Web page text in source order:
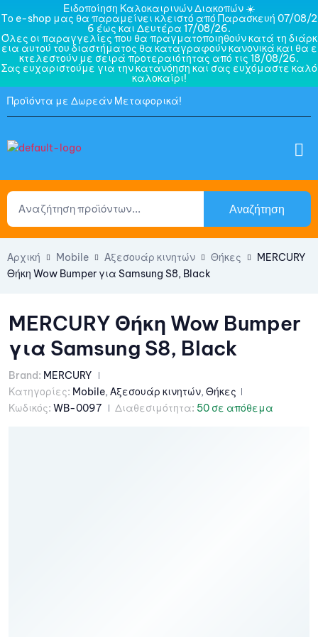
Ειδοποίηση Καλοκαιρινών Διακοπών ☀️
Το e-shop μας θα παραμείνει κλειστό από Παρασκευή 07/08/2
6 έως και Δευτέρα 17/08/26.
Όλες οι παραγγελίες που θα πραγματοποιηθούν κατά τη διάρκ
εια αυτού του διαστήματος θα καταγραφούν κανονικά και θα ε
κτελεστούν με σειρά προτεραιότητας από τις 18/08/26.
Σας ευχαριστούμε για την κατανόηση και σας ευχόμαστε καλό
καλοκαίρι!
Προϊόντα με Δωρεάν Μεταφορικά!
Αναζήτηση
Αρχική Mobile Αξεσουάρ κινητών Θήκες
MERCURY
Θήκη Wow Bumper για Samsung S8, Black
MERCURY Θήκη Wow Bumper
για Samsung S8, Black
Brand: MERCURY
Κατηγορίες: Mobile, Αξεσουάρ κινητών, Θήκες
Κωδικός: WB-0097 Διαθεσιμότητα: 50 σε απόθεμα